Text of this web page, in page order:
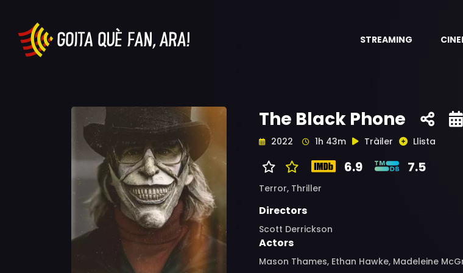
STREAMING
The Black Phone
2022 1h 43m Tràiler Llista
6.9 7.5
Terror, Thriller
Directors
Scott Derrickson
Actors
Mason Thames, Ethan Hawke, Madeleine